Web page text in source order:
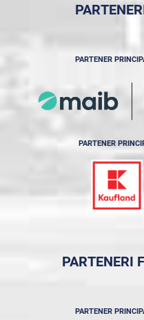
PARTENER
PARTENER
PARTENERI
PARTENER